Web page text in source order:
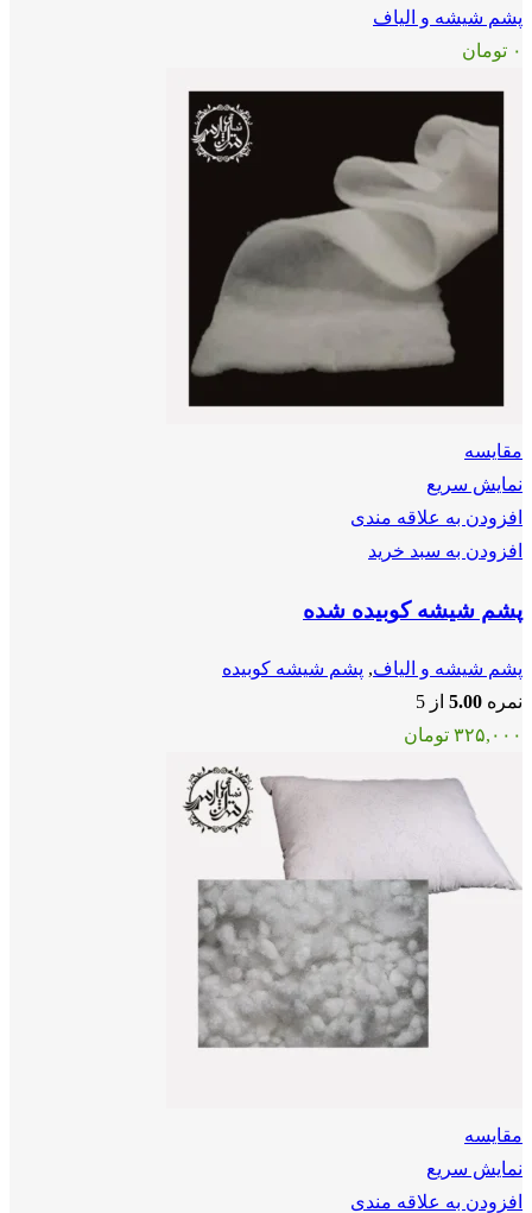
پشم شیشه و الیاف
۰ تومان
مقايسه
نمایش سریع
افزودن به علاقه مندی
افزودن به سبد خرید
پشم شیشه کوبیده شده
پشم شیشه و الیاف, پشم شیشه کوبیده
نمره 5.00 از 5
۳۲۵,۰۰۰ تومان
مقايسه
نمایش سریع
افزودن به علاقه مندی